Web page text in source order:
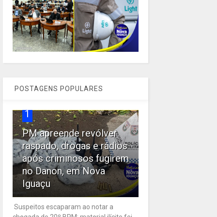
POSTAGENS POPULARES
1
PM apreende revólver
raspado, drogas e rádios
após criminosos fugirem
no Danon, em Nova
Iguaçu
Suspeitos escaparam ao notar a